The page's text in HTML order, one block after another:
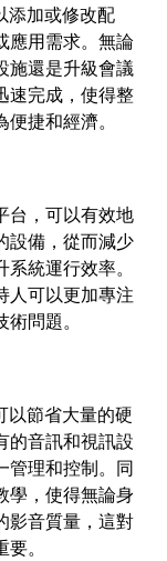
添加或修改配
應用需求。無論
施還是升級會議
速完成，使得整
捷和經濟。
台，可以有效地
設備，從而減少
統運行效率。
人可以更加專注
問題。
以節省大量的硬
的音訊和視訊設
管理和控制。同
學，使得無論身
影音質量，這對
。